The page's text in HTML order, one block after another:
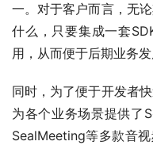
一。对于客户而言，无
什么，只要集成一套
用，从而便于后期业务
同时，为了便于开发者
为各个业务场景提供了
SealMeeting等多款音